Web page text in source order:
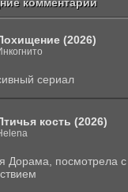
(2026)
сериал
кость (2026)
Дорама, посмотрела с